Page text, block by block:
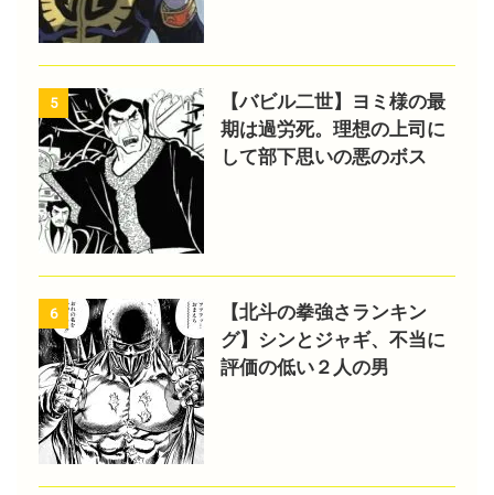
5
【バビル二世】ヨミ様の最
期は過労死。理想の上司に
して部下思いの悪のボス
6
【北斗の拳強さランキン
グ】シンとジャギ、不当に
評価の低い２人の男